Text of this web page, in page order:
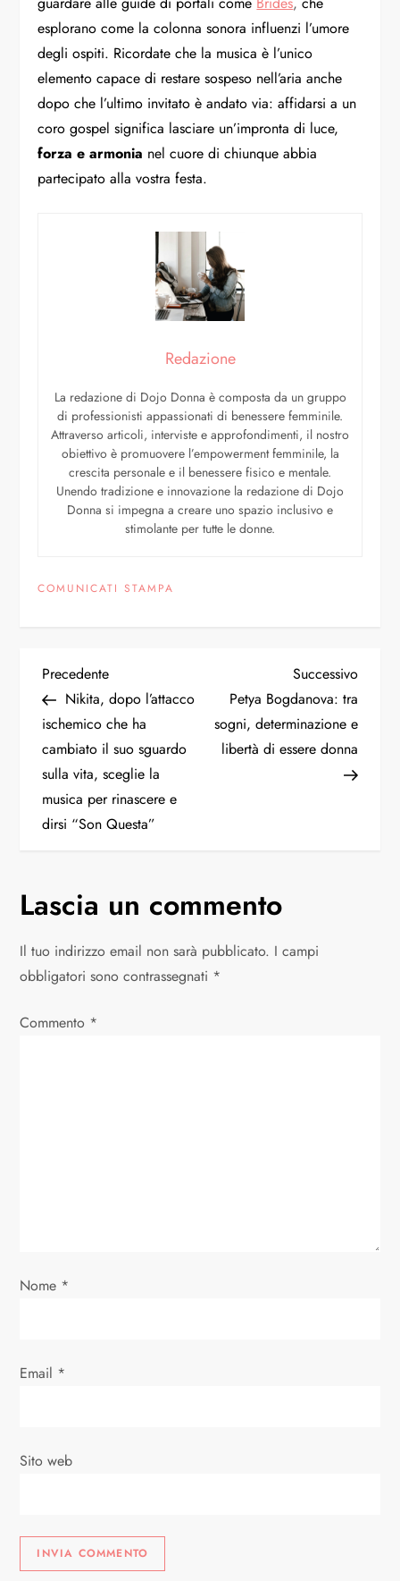
esplorano come la colonna sonora influenzi l’umore
degli ospiti. Ricordate che la musica è l’unico
elemento capace di restare sospeso nell’aria anche
dopo che l’ultimo invitato è andato via: affidarsi a un
coro gospel significa lasciare un’impronta di luce,
forza e armonia nel cuore di chiunque abbia
partecipato alla vostra festa.
Redazione
La redazione di Dojo Donna è composta da un gruppo
di professionisti appassionati di benessere femminile.
Attraverso articoli, interviste e approfondimenti, il nostro
obiettivo è promuovere l’empowerment femminile, la
crescita personale e il benessere fisico e mentale.
Unendo tradizione e innovazione la redazione di Dojo
Donna si impegna a creare uno spazio inclusivo e
stimolante per tutte le donne.
COMUNICATI STAMPA
Precedente
Nikita, dopo l’attacco
ischemico che ha
cambiato il suo sguardo
sulla vita, sceglie la
musica per rinascere e
dirsi “Son Questa”
Successivo
Petya Bogdanova: tra
sogni, determinazione e
libertà di essere donna
Lascia un commento
Il tuo indirizzo email non sarà pubblicato. I campi
obbligatori sono contrassegnati *
Commento *
Nome *
Email *
Sito web